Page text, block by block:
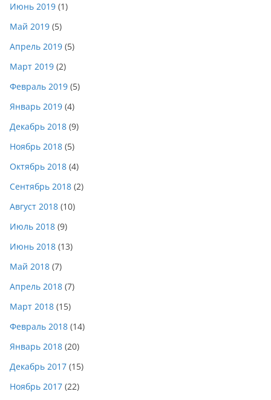
Июнь 2019 (1)
Май 2019 (5)
Апрель 2019 (5)
Март 2019 (2)
Февраль 2019 (5)
Январь 2019 (4)
Декабрь 2018 (9)
Ноябрь 2018 (5)
Октябрь 2018 (4)
Сентябрь 2018 (2)
Август 2018 (10)
Июль 2018 (9)
Июнь 2018 (13)
Май 2018 (7)
Апрель 2018 (7)
Март 2018 (15)
Февраль 2018 (14)
Январь 2018 (20)
Декабрь 2017 (15)
Ноябрь 2017 (22)